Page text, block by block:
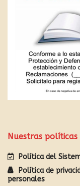
Nuestras políticas
Política del
Política de
personales